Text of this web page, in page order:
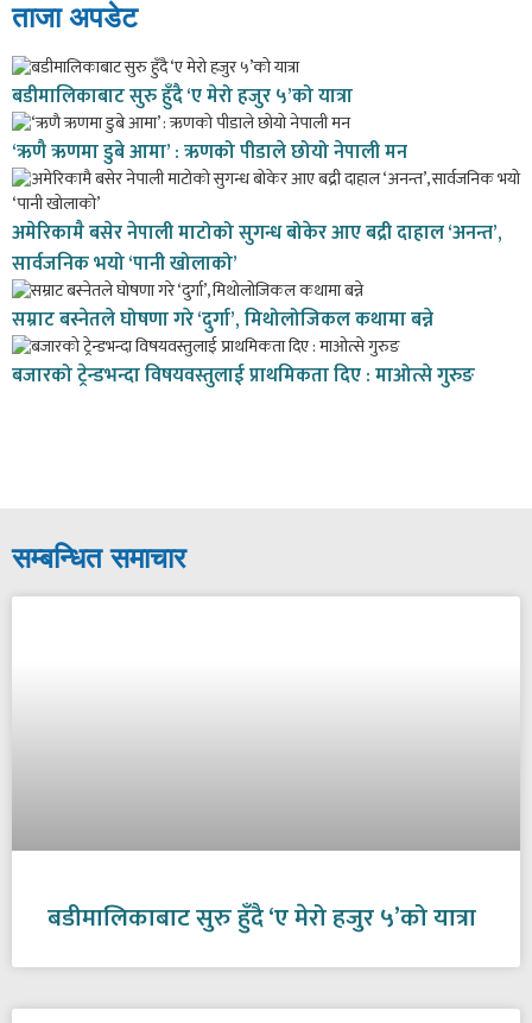
ताजा अपडेट
बडीमालिकाबाट सुरु हुँदै ‘ए मेरो हजुर ५’को यात्रा
‘ऋणै ऋणमा डुबे आमा’ : ऋणको पीडाले छोयो नेपाली मन
अमेरिकामै बसेर नेपाली माटोको सुगन्ध बोकेर आए बद्री दाहाल ‘अनन्त’,
सार्वजनिक भयो ‘पानी खोलाको’
सम्राट बस्नेतले घोषणा गरे ‘दुर्गा’, मिथोलोजिकल कथामा बन्ने
बजारको ट्रेन्डभन्दा विषयवस्तुलाई प्राथमिकता दिए : माओत्से गुरुङ
सम्बन्धित समाचार
बडीमालिकाबाट सुरु हुँदै ‘ए मेरो हजुर ५’को यात्रा